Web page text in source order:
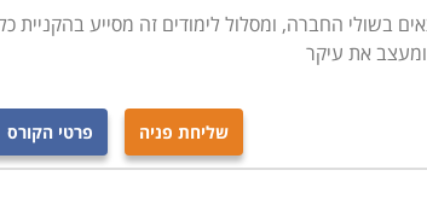
בשולי החברה, ומסלול לימודים זה מסייע בהקניית
ומעצב את עיקר
שליחת פניה פרטי הקורס